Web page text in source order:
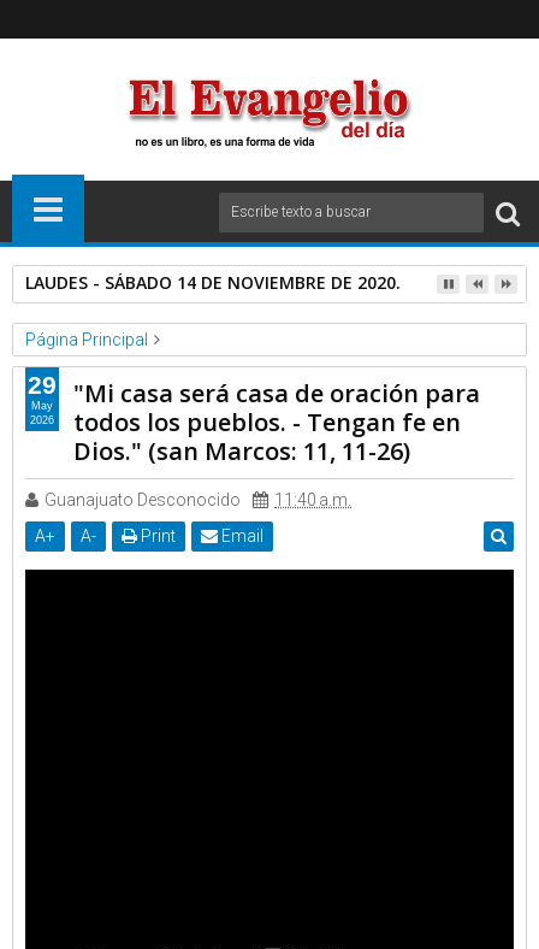
LAUDES - SÁBADO 14 DE NOVIEMBRE DE 2020.
Página Principal
Basilica de Guadalupe
Video
"Mi casa será casa de oración para todos los pueblos. - Tengan
fe en Dios." (san Marcos: 11, 11-26)
"Mi casa será casa de oración para
todos los pueblos. - Tengan fe en
Dios." (san Marcos: 11, 11-26)
Guanajuato Desconocido
11:40 a.m.
A+ A- Print Email
29
May
2026